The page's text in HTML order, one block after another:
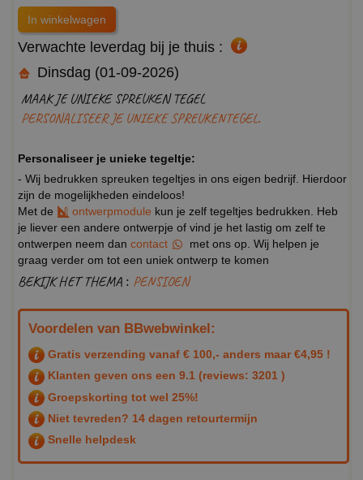
Verwachte leverdag bij je thuis :
Dinsdag (01-09-2026)
MAAK JE UNIEKE SPREUKEN TEGEL
PERSONALISEER JE UNIEKE SPREUKENTEGEL.
Personaliseer je unieke tegeltje:
- Wij bedrukken spreuken tegeltjes in ons eigen bedrijf. Hierdoor
zijn de mogelijkheden eindeloos!
Met de
ontwerpmodule kun je zelf tegeltjes bedrukken. Heb
je liever een andere ontwerpje of vind je het lastig om zelf te
ontwerpen neem dan contact
met ons op. Wij helpen je
graag verder om tot een uniek ontwerp te komen
BEKIJK HET THEMA : PENSIOEN
Voordelen van BBwebwinkel:
Gratis verzending vanaf € 100,- anders maar €4,95 !
Klanten geven ons een 9.1 (reviews: 3201 )
Groepskorting tot wel 25%!
Niet tevreden? 14 dagen retourtermijn
Snelle helpdesk